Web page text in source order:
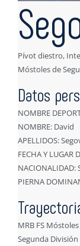
Pívot diestro,
Móstoles de
Datos
NOMBRE
NOMBRE: David
APELLIDOS:
FECHA Y
NACIONALIDAD:
PIERNA
MRB FS Móstoles
Segunda División